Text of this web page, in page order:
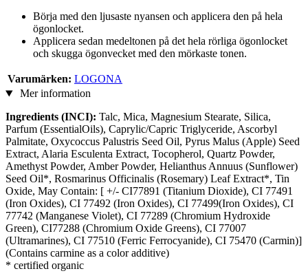
Börja med den ljusaste nyansen och applicera den på hela
ögonlocket.
Applicera sedan medeltonen på det hela rörliga ögonlocket
och skugga ögonvecket med den mörkaste tonen.
Varumärken: LOGONA
Mer information
Ingredients (INCI): Talc, Mica, Magnesium Stearate, Silica,
Parfum (EssentialOils), Caprylic/Capric Triglyceride, Ascorbyl
Palmitate, Oxycoccus Palustris Seed Oil, Pyrus Malus (Apple) Seed
Extract, Alaria Esculenta Extract, Tocopherol, Quartz Powder,
Amethyst Powder, Amber Powder, Helianthus Annuus (Sunflower)
Seed Oil*, Rosmarinus Officinalis (Rosemary) Leaf Extract*, Tin
Oxide, May Contain: [ +/- CI77891 (Titanium Dioxide), CI 77491
(Iron Oxides), CI 77492 (Iron Oxides), CI 77499(Iron Oxides), CI
77742 (Manganese Violet), CI 77289 (Chromium Hydroxide
Green), CI77288 (Chromium Oxide Greens), CI 77007
(Ultramarines), CI 77510 (Ferric Ferrocyanide), CI 75470 (Carmin)]
(Contains carmine as a color additive)
* certified organic